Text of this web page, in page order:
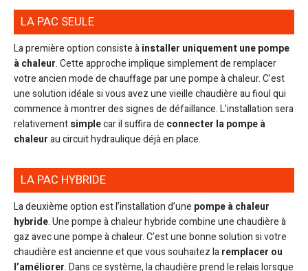
LA PAC SEULE
La première option consiste àinstaller uniquement une pompe
à chaleur. Cette approche implique simplement de remplacer
votre ancien mode de chauffage par une pompe à chaleur. C’est
une solution idéale si vous avez une vieille chaudière au fioul qui
commence à montrer des signes de défaillance. L’installation sera
relativementsimplecar il suffira de connecter la pompe à
chaleurau circuit hydraulique déjà en place.
LA PAC HYBRIDE
La deuxième option est l’installation d’une pompe à chaleur
hybride. Une pompe à chaleur hybride combine une chaudière à
gaz avec une pompe à chaleur. C’est une bonne solution si votre
chaudière est ancienne et que vous souhaitez laremplacer ou
l’améliorer. Dans ce système, la chaudière prend le relais lorsque